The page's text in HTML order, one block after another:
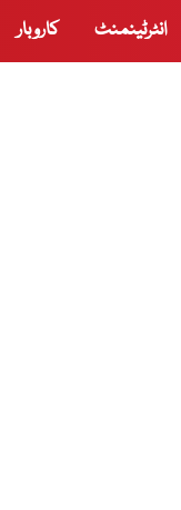
انٹرٹینمنٹ کاروبار